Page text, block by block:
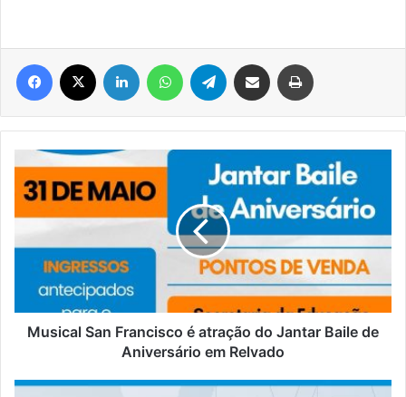
Facebook Linkedin WhatsAppTelegram Compartilhar via e-mail
Musical
San
Francisco
é
do
Jantar
Baile
de
Aniversário
Musical San Francisco é atração do Jantar Baile de
Aniversário em Relvado
#PaginaTrês